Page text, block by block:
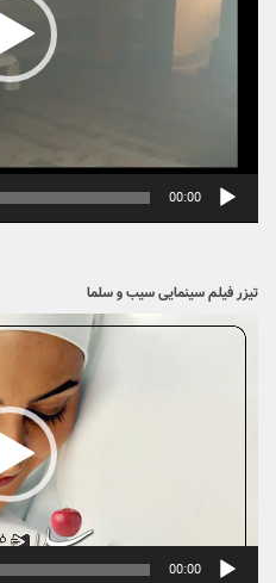
00:00
تیزر فیلم سینمایی سیب و سلما
نمایشگر
00:00